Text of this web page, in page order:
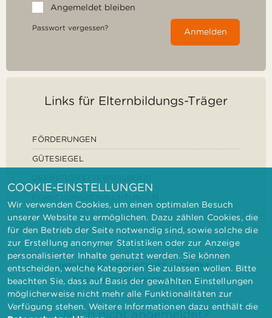
Angemeldet bleiben
Passwort vergessen? Anmelden
Links für Elternbildungs-Träger
FÖRDERUNGEN
GÜTESIEGEL
IMPRESSUM DATENSCHUTZ
KONTAKT
BARRIEREFREIHEITSERKLÄRUNG
Noch nicht angemeldet?
COOKIE-EINSTELLUNGEN
Wir verwenden Cookies, um einen optimalen Besuch
unserer Website zu ermöglichen. Dazu zählen Cookies, die
für den Betrieb der Seite notwendig sind, sowie solche die
zur Erstellung anonymer Statistiken oder zur Anzeige
personalisierter Inhalte genutzt werden. Sie können
entscheiden, welche Kategorien Sie zulassen wollen. Bitte
beachten Sie, dass auf Basis der gewählten Einstellungen
möglicherweise nicht mehr alle Funktionalitäten zur
Verfügung stehen. Weitere Informationen dazu enthält die